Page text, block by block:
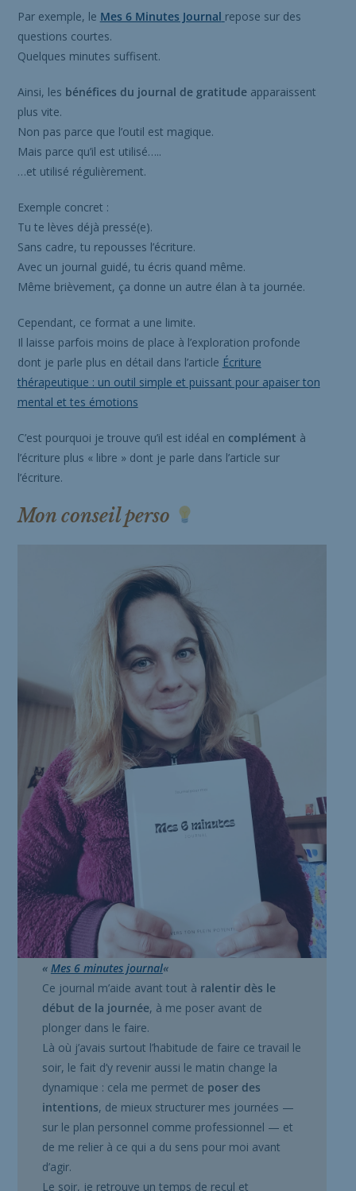
Par exemple, le Mes 6 Minutes Journal repose sur des
questions courtes.
Quelques minutes suffisent.
Ainsi, les bénéfices du journal de gratitudeapparaissent
plus vite.
Non pas parce que l’outil est magique.
Mais parce qu’il est utilisé…..
…et utilisé régulièrement.
Exemple concret :
Tu te lèves déjà pressé(e).
Sans cadre, tu repousses l’écriture.
Avec un journal guidé, tu écris quand même.
Même brièvement, ça donne un autre élan à ta journée.
Cependant, ce format a une limite.
Il laisse parfois moins de place à l’exploration profonde
dont je parle plus en détail dans l’article Écriture
thérapeutique : un outil simple et puissant pour apaiser ton
mental et tes émotions
C’est pourquoi je trouve qu’il est idéal en complément à
l’écriture plus « libre » dont je parle dans l’article sur
l’écriture.
Mon conseil perso
« Mes 6 minutes journal«
Ce journal m’aide avant tout à ralentir dès le
début de la journée, à me poser avant de
plonger dans le faire.
Là où j’avais surtout l’habitude de faire ce travail le
soir, le fait d’y revenir aussi le matin change la
dynamique : cela me permet de poser des
intentions, de mieux structurer mes journées —
sur le plan personnel comme professionnel — et
de me relier à ce qui a du sens pour moi avant
d’agir.
Le soir, je retrouve un temps de recul et